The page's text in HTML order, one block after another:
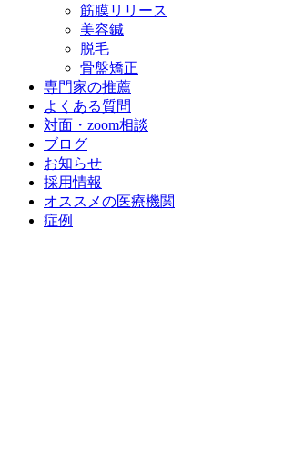
筋膜リリース
美容鍼
脱毛
骨盤矯正
専門家の推薦
よくある質問
対面・zoom相談
ブログ
お知らせ
採用情報
オススメの医療機関
症例